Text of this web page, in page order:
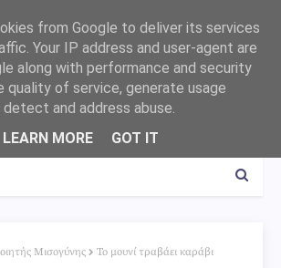
Μισογύνης Το μουνί τραβάει καράβι
from Google to deliver its services
Your IP address and user-agent are
along with performance and security
quality of service, generate usage
and address abuse.
LEARN MORE
GOT IT